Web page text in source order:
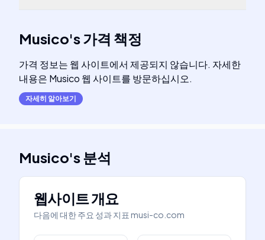
Musico's가격 책정
가격 정보는 웹 사이트에서 제공되지 않습니다. 자세한
내용은 Musico 웹 사이트를 방문하십시오.
자세히 알아보기
Musico's분석
웹사이트 개요
다음에 대한 주요 성과 지표 musi-co.com